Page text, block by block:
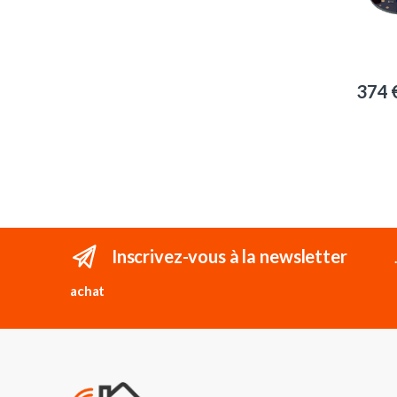
374
Inscrivez-vous à la newsletter
achat